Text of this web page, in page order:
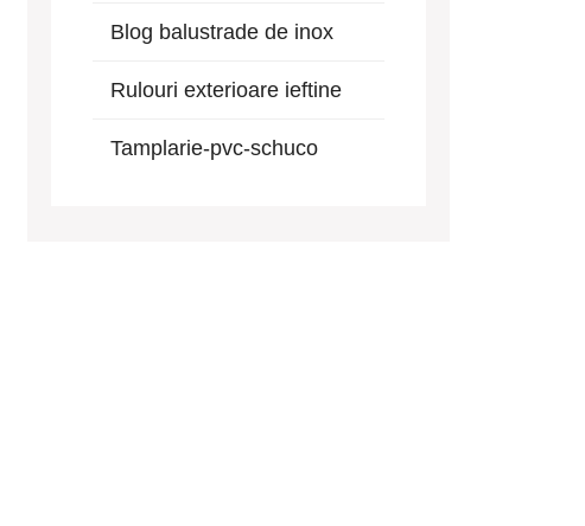
Blog balustrade de inox
Rulouri exterioare ieftine
Tamplarie-pvc-schuco